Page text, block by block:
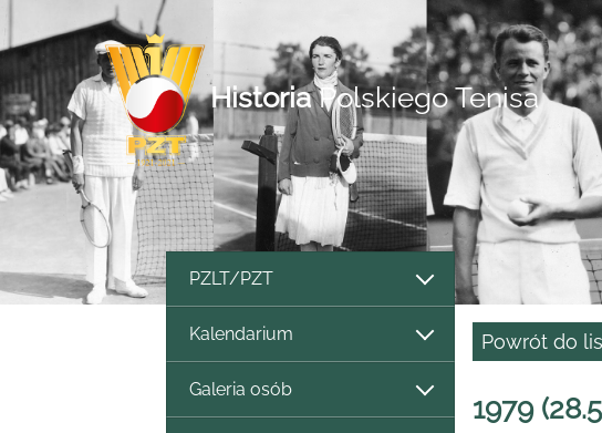
HistoriaPolskiego Tenisa
PZLT/PZT
Kalendarium
Galeria osób
Powrót do
1979